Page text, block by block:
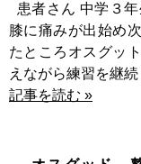
患者さん 中学３
膝に痛みが出始め
たところオスグッ
えながら練習を継
記事を読む »